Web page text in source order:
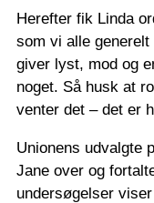
Herefter fik Linda
som vi alle
giver lyst, mod og
noget. Så husk at
venter det – det er
Unionens udvalgte
Jane over og
undersøgelser